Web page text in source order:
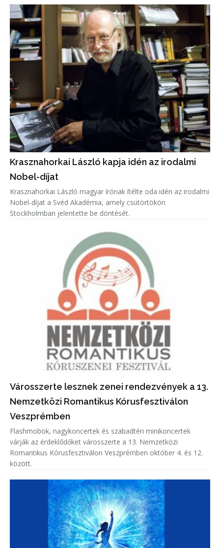
Krasznahorkai László kapja idén az irodalmi
Nobel-díjat
Krasznahorkai László magyar írónak ítélte oda idén az irodalmi
Nobel-díjat a Svéd Akadémia, amely csütörtökön
Stockholmban jelentette be döntését.
Városszerte lesznek zenei rendezvények a 13.
Nemzetközi Romantikus Kórusfesztiválon
Veszprémben
Flashmobok, nagykoncertek és szabadtéri minikoncertek
várják az érdeklődőket városszerte a 13. Nemzetközi
Romantikus Kórusfesztiválon Veszprémben október 4. és 12.
között.